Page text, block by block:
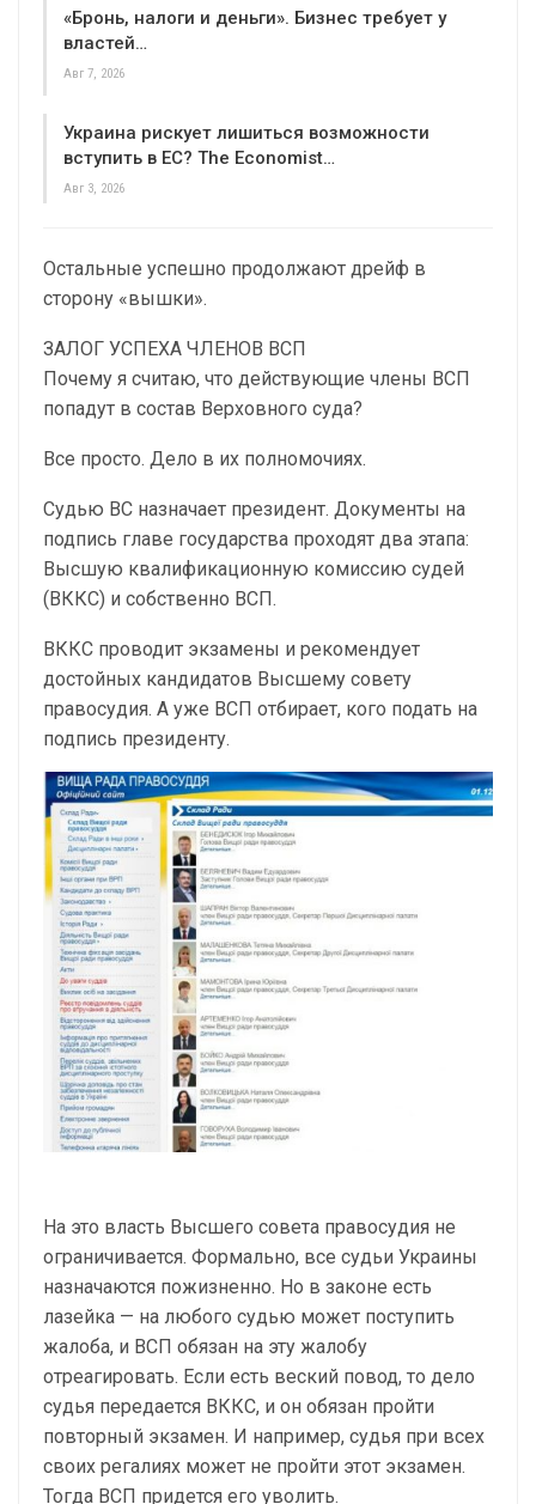
«Бронь, налоги и деньги». Бизнес требует у
властей…
Авг 7, 2026
Украина рискует лишиться возможности
вступить в ЕС? The Economist…
Авг 3, 2026
Остальные успешно продолжают дрейф в
сторону «вышки».
ЗАЛОГ УСПЕХА ЧЛЕНОВ ВСП
Почему я считаю, что действующие члены ВСП
попадут в состав Верховного суда?
Все просто. Дело в их полномочиях.
Судью ВС назначает президент. Документы на
подпись главе государства проходят два этапа:
Высшую квалификационную комиссию судей
(ВККС) и собственно ВСП.
ВККС проводит экзамены и рекомендует
достойных кандидатов Высшему совету
правосудия. А уже ВСП отбирает, кого подать на
подпись президенту.
На это власть Высшего совета правосудия не
ограничивается. Формально, все судьи Украины
назначаются пожизненно. Но в законе есть
лазейка — на любого судью может поступить
жалоба, и ВСП обязан на эту жалобу
отреагировать. Если есть веский повод, то дело
судья передается ВККС, и он обязан пройти
повторный экзамен. И например, судья при всех
своих регалиях может не пройти этот экзамен.
Тогда ВСП придется его уволить.